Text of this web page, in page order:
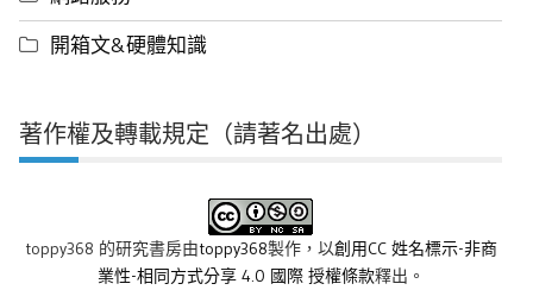
開箱文&硬體知識
著作權及轉載規定（請著名出處）
toppy368 的研究書房由toppy368製作，以創用CC 姓名標示-非商
業性-相同方式分享 4.0 國際 授權條款釋出。